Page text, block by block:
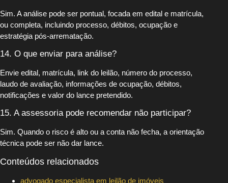
Sim. A análise pode ser pontual, focada em edital e matrícula,
ou completa, incluindo processo, débitos, ocupação e
estratégia pós-arrematação.
14. O que enviar para análise?
Envie edital, matrícula, link do leilão, número do processo,
laudo de avaliação, informações de ocupação, débitos,
notificações e valor do lance pretendido.
15. A assessoria pode recomendar não participar?
Sim. Quando o risco é alto ou a conta não fecha, a orientação
técnica pode ser não dar lance.
Conteúdos relacionados
advogado especialista em leilão de imóveis